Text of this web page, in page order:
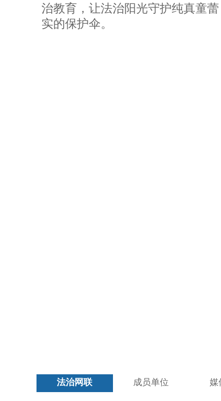
治教育，让法治阳光守护纯真童
实的保护伞。
法治网联 成员单位 媒